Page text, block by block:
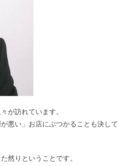
が訪れています。
悪い」お店にぶつかることも決して
然りということです。